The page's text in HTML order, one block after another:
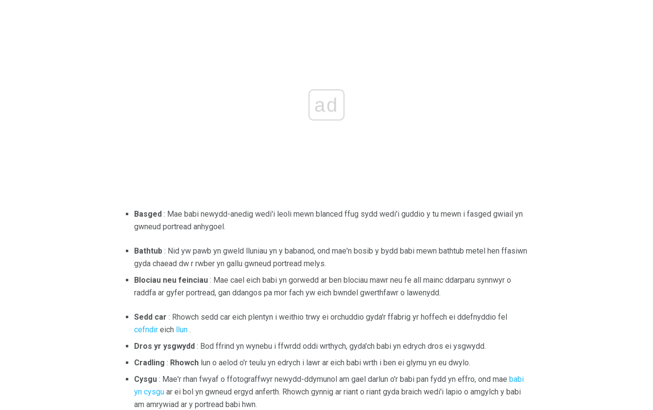
ad
Basged : Mae babi newydd-anedig wedi'i leoli mewn blanced ffug sydd wedi'i guddio y tu mewn i fasged gwiail yn
gwneud portread anhygoel.
Bathtub : Nid yw pawb yn gweld lluniau yn y babanod, ond mae'n bosib y bydd babi mewn bathtub metel hen ffasiwn
gyda chaead dw r rwber yn gallu gwneud portread melys.
Blociau neu feinciau : Mae cael eich babi yn gorwedd ar ben blociau mawr neu fe all mainc ddarparu synnwyr o
raddfa ar gyfer portread, gan ddangos pa mor fach yw eich bwndel gwerthfawr o lawenydd.
Sedd car : Rhowch sedd car eich plentyn i weithio trwy ei orchuddio gyda'r ffabrig yr hoffech ei ddefnyddio fel
cefndir eich llun .
Dros yr ysgwydd : Bod ffrind yn wynebu i ffwrdd oddi wrthych, gyda'ch babi yn edrych dros ei ysgwydd.
Cradling : Rhowch lun o aelod o'r teulu yn edrych i lawr ar eich babi wrth i ben ei glymu yn eu dwylo.
Cysgu : Mae'r rhan fwyaf o ffotograffwyr newydd-ddymunol am gael darlun o'r babi pan fydd yn effro, ond mae babi
yn cysgu ar ei bol yn gwneud ergyd anferth. Rhowch gynnig ar riant o riant gyda braich wedi'i lapio o amgylch y babi
am amrywiad ar y portread babi hwn.